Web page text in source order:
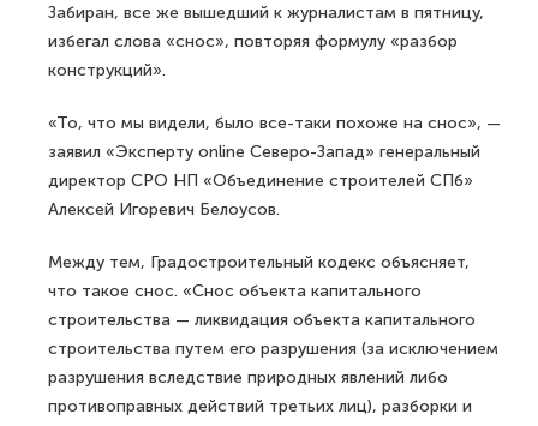
Забиран, все же вышедший к журналистам в пятницу,
избегал слова «снос», повторяя формулу «разбор
конструкций».
«То, что мы видели, было все-таки похоже на снос», —
заявил «Эксперту online Северо-Запад» генеральный
директор СРО НП «Объединение строителей СПб»
Алексей Игоревич Белоусов.
Между тем, Градостроительный кодекс объясняет,
что такое снос. «Снос объекта капитального
строительства — ликвидация объекта капитального
строительства путем его разрушения (за исключением
разрушения вследствие природных явлений либо
противоправных действий третьих лиц), разборки и